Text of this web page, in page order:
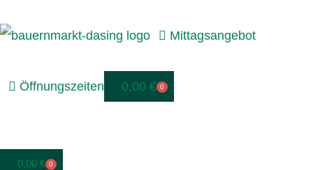
Mittagsangebot
Öffnungszeiten 0,00 € 0
0,00 € 0